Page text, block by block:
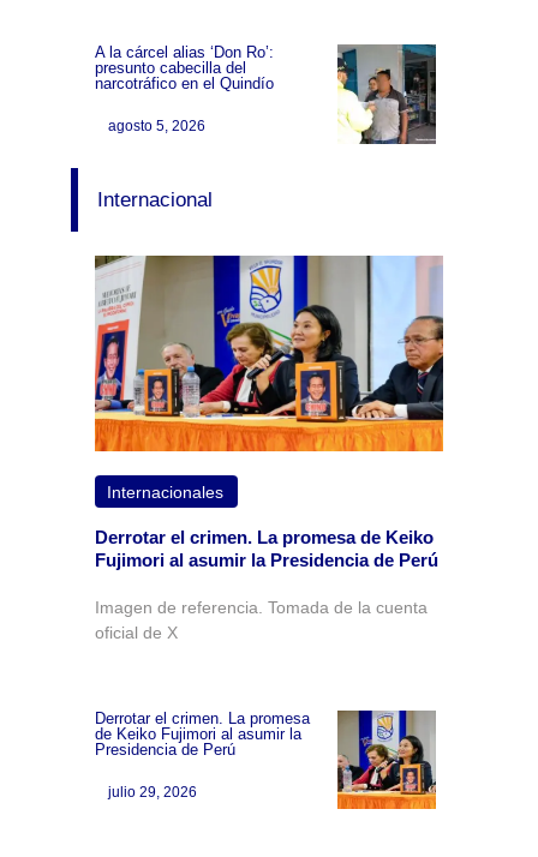
A la cárcel alias ‘Don Ro’:
presunto cabecilla del
narcotráfico en el Quindío
agosto 5, 2026
Internacional
Internacionales
Derrotar el crimen. La promesa de Keiko
Fujimori al asumir la Presidencia de Perú
Imagen de referencia. Tomada de la cuenta
oficial de X
Derrotar el crimen. La promesa
de Keiko Fujimori al asumir la
Presidencia de Perú
julio 29, 2026